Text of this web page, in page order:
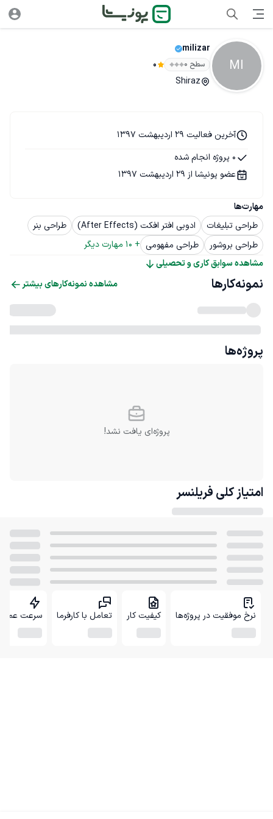
MI
milizar
سطح ۰ 0
Shiraz
مهارت‌ها
طراحی تبلیغات
ادوبی افتر افکت (After Effects)
طراحی بنر
طراحی بروشور
طراحی مفهومی +
10 مهارت دیگر
مشاهده سوابق کاری و تحصیلی
آخرین فعالیت 29 اردیبهشت 1397
0 پروژه انجام شده
عضو پونیشا از 29 اردیبهشت 1397
نمونه‌کارها مشاهده نمونه‌کارهای بیشتر
پروژه‌ها
پروژه‌ای یافت نشد!
امتیاز کلی فریلنسر
نرخ موفقیت در پروژه‌ها کیفیت کار تعامل با کارفرما سرعت عمل